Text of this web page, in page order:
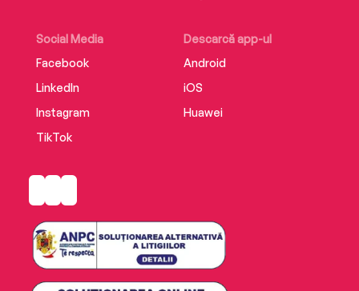
Social Media
Facebook
LinkedIn
Instagram
TikTok
Descarcă app-ul
Android
iOS
Huawei